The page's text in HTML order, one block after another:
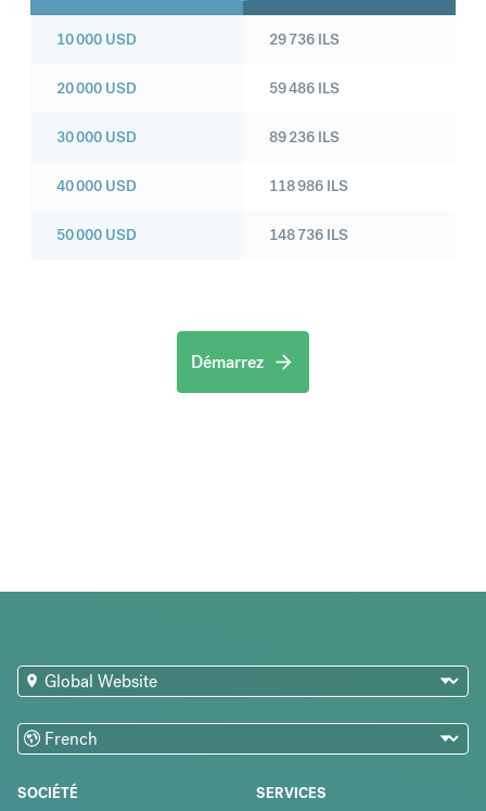
10 000 USD
20 000 USD
30 000 USD
40 000 USD
50 000 USD
29 736 ILS
59 486 ILS
89 236 ILS
118 986 ILS
148 736 ILS
Démarrez
SOCIÉTÉ SERVICES